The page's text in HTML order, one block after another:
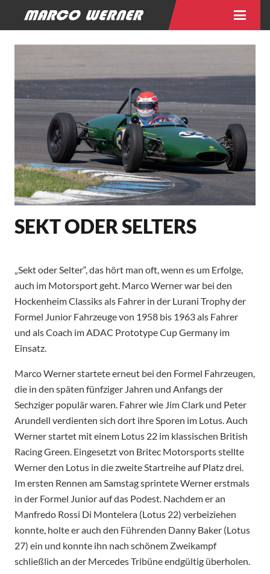
SEKT ODER SELTERS
„Sekt oder Selter“, das hört man oft, wenn es um Erfolge,
auch im Motorsport geht. Marco Werner war bei den
Hockenheim Classiks als Fahrer in der Lurani Trophy der
Formel Junior Fahrzeuge von 1958 bis 1963 als Fahrer
und als Coach im ADAC Prototype Cup Germany im
Einsatz.
Marco Werner startete erneut bei den Formel Fahrzeugen,
die in den späten fünfziger Jahren und Anfangs der
Sechziger populär waren. Fahrer wie Jim Clark und Peter
Arundell verdienten sich dort ihre Sporen im Lotus. Auch
Werner startet mit einem Lotus 22 im klassischen British
Racing Green. Eingesetzt von Britec Motorsports stellte
Werner den Lotus in die zweite Startreihe auf Platz drei.
Im ersten Rennen am Samstag sprintete Werner erstmals
in der Formel Junior auf das Podest. Nachdem er an
Manfredo Rossi Di Montelera (Lotus 22) verbeiziehen
konnte, holte er auch den Führenden Danny Baker (Lotus
27) ein und konnte ihn nach schönem Zweikampf
schließlich an der Mercedes Tribüne endgültig überholen.